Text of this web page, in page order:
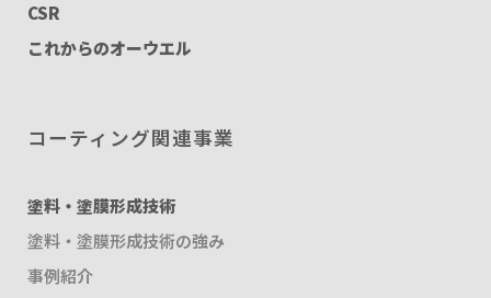
CSR
これからのオーウエル
コーティング関連事業
塗料・塗膜形成技術
塗料・塗膜形成技術の強み
事例紹介